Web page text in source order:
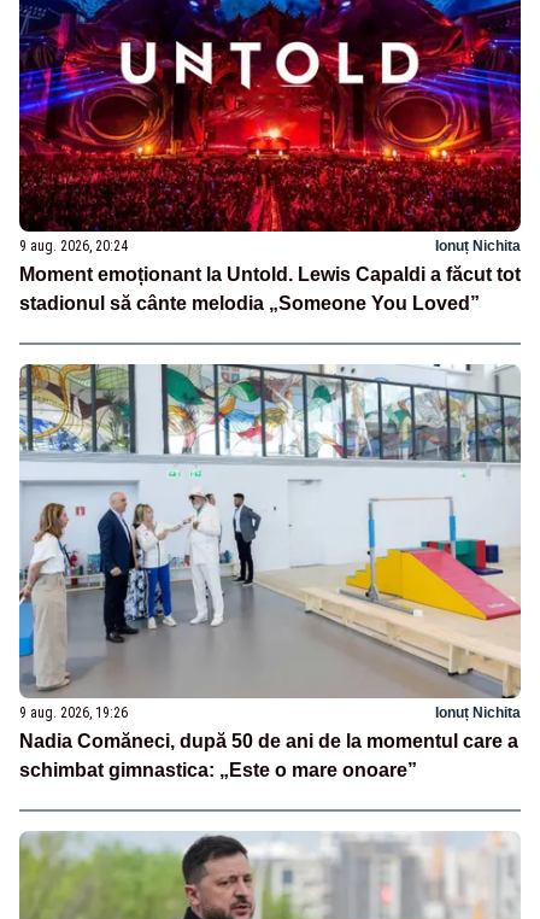
9 aug. 2026, 20:24 Ionuț Nichita
Moment emoționant la Untold. Lewis Capaldi a făcut tot
stadionul să cânte melodia „Someone You Loved”
9 aug. 2026, 19:26 Ionuț Nichita
Nadia Comăneci, după 50 de ani de la momentul care a
schimbat gimnastica: „Este o mare onoare”